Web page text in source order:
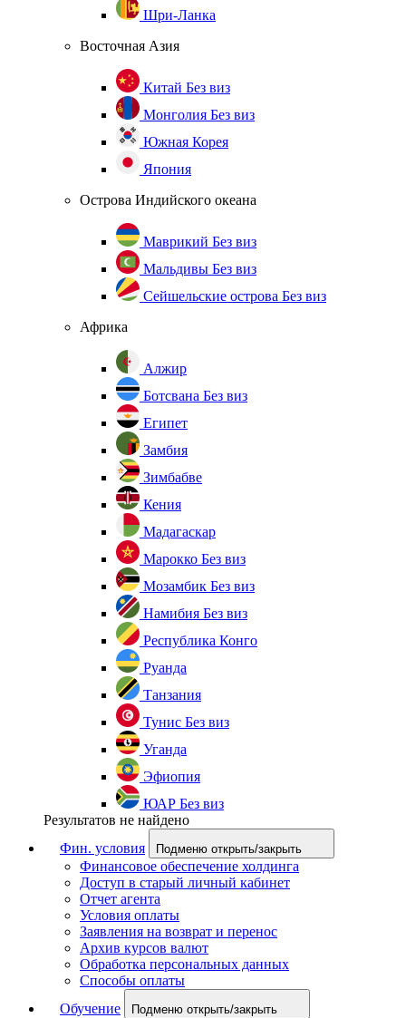
Шри-Ланка
Восточная Азия
Китай Без виз
Монголия Без виз
Южная Корея
Япония
Острова Индийского океана
Маврикий Без виз
Мальдивы Без виз
Сейшельские острова Без виз
Африка
Алжир
Ботсвана Без виз
Египет
Замбия
Зимбабве
Кения
Мадагаскар
Марокко Без виз
Мозамбик Без виз
Намибия Без виз
Республика Конго
Руанда
Танзания
Тунис Без виз
Уганда
Эфиопия
ЮАР Без виз
Результатов не найдено
Фин. условия
Подменю открыть/закрыть
Финансовое обеспечение холдинга
Доступ в старый личный кабинет
Отчет агента
Условия оплаты
Заявления на возврат и перенос
Архив курсов валют
Обработка персональных данных
Способы оплаты
Обучение
Подменю открыть/закрыть